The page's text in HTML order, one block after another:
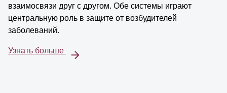
взаимосвязи друг с другом. Обе системы играют
центральную роль в защите от возбудителей
заболеваний.
Узнать больше